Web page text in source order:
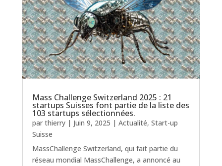
Mass Challenge Switzerland 2025 : 21
startups Suisses font partie de la liste des
103 startups sélectionnées.
par thierry| Juin 9, 2025 | Actualité, Start-up
Suisse
MassChallenge Switzerland, qui fait partie du
réseau mondial MassChallenge, a annoncé au